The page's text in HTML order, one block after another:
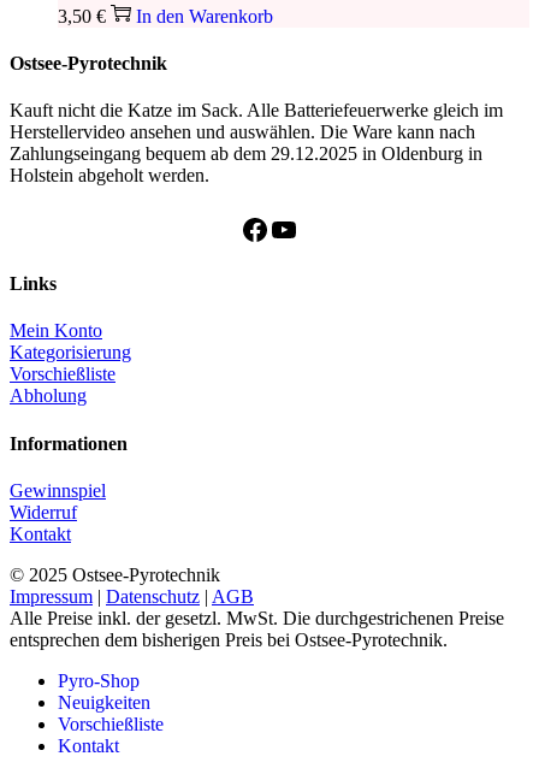
3,50 € In den Warenkorb
Ostsee-Pyrotechnik
Kauft nicht die Katze im Sack. Alle Batteriefeuerwerke gleich im
Herstellervideo ansehen und auswählen. Die Ware kann nach
Zahlungseingang bequem ab dem 29.12.2025 in Oldenburg in
Holstein abgeholt werden.
Facebook
YouTube
Links
Mein Konto
Kategorisierung
Vorschießliste
Abholung
Informationen
Gewinnspiel
Widerruf
Kontakt
© 2025 Ostsee-Pyrotechnik
Impressum | Datenschutz | AGB
Alle Preise inkl. der gesetzl. MwSt. Die durchgestrichenen Preise
entsprechen dem bisherigen Preis bei Ostsee-Pyrotechnik.
Pyro-Shop
Neuigkeiten
Vorschießliste
Kontakt